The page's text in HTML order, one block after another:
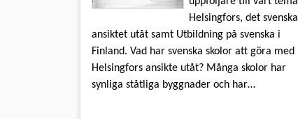
Helsingfors, det svenska
ansiktet utåt samt Utbildning på svenska i
Finland. Vad har svenska skolor att göra med
Helsingfors ansikte utåt? Många skolor har
synliga ståtliga byggnader och har…